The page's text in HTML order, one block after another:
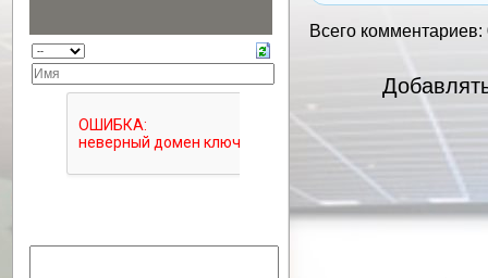
Всего комментариев: